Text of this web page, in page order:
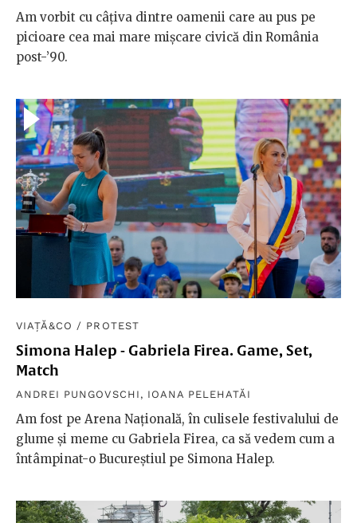
Am vorbit cu câțiva dintre oamenii care au pus pe
picioare cea mai mare mișcare civică din România
post-’90.
VIAȚĂ&CO / PROTEST
Simona Halep - Gabriela Firea. Game, Set,
Match
ANDREI PUNGOVSCHI , IOANA PELEHATĂI
Am fost pe Arena Națională, în culisele festivalului de
glume și meme cu Gabriela Firea, ca să vedem cum a
întâmpinat-o Bucureștiul pe Simona Halep.